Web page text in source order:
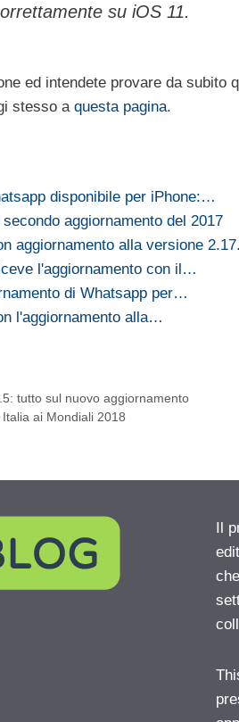
su iOS 11.
ed intendete provare da subito
stesso a questa pagina.
disponibile per iPhone:…
aggiornamento del 2017
aggiornamento alla versione
l'aggiornamento con il…
di Whatsapp per…
l'aggiornamento alla…
tutto sul nuovo aggiornamento
ai Mondiali 2018
Il